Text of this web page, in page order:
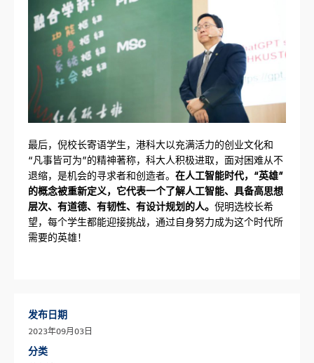
最后，倪校长寄语学生，港科大以充满活力的创业文化和
“凡事皆可为”的精神著称，科大人积极进取，面对困难从不
退缩，是机会的寻求者和创造者。 在人工智能时代，“英雄”
的概念被重新定义，它代表一个了解人工智能、具备高思想
层次、有道德、有韧性、有设计规划的人。 倪明选校长希
望，每个学生都能迎接挑战，通过自身努力成为这个时代所
需要的英雄！
发布日期
2023年09月03日
分类